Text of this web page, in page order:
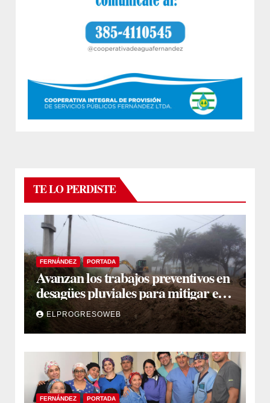
TE LO PERDISTE
FERNÁNDEZ PORTADA
Avanzan los trabajos preventivos en
desagües pluviales para mitigar el
impacto de la temporada de lluvias
ELPROGRESOWEB
FERNÁNDEZ PORTADA